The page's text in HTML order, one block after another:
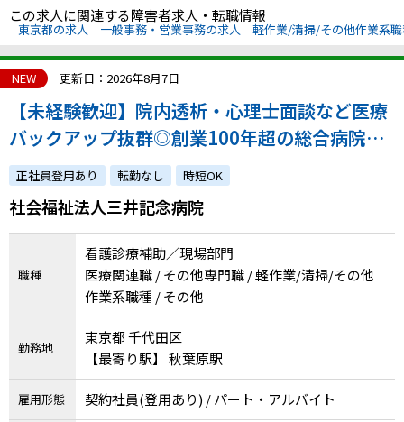
この求人に関連する障害者求人・転職情報
東京都の求人 一般事務・営業事務の求人 軽作業/清掃/その他作業系
NEW 更新日：2026年8月7日
【未経験歓迎】院内透析・心理士面談など医療
バックアップ抜群◎創業100年超の総合病院で
働く看護サポート《正社員登用あり》
正社員登用あり 転勤なし 時短OK
社会福祉法人三井記念病院
職種
看護診療補助／現場部門
医療関連職 / その他専門職 / 軽作業/清掃/その他
作業系職種 / その他
勤務地
東京都 千代田区
【最寄り駅】 秋葉原駅
雇用形態 契約社員(登用あり) / パート・アルバイト